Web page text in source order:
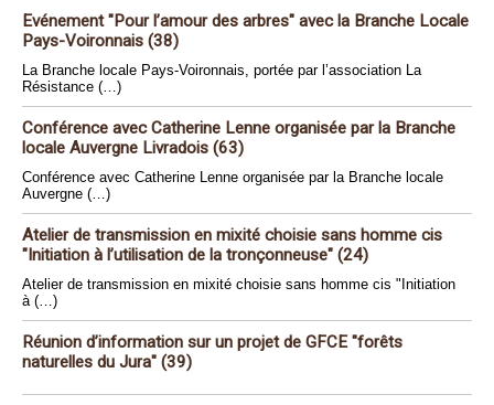
Evénement "Pour l’amour des arbres" avec la Branche Locale
Pays-Voironnais (38)
La Branche locale Pays-Voironnais, portée par l’association La
Résistance (…)
Conférence avec Catherine Lenne organisée par la Branche
locale Auvergne Livradois (63)
Conférence avec Catherine Lenne organisée par la Branche locale
Auvergne (…)
Atelier de transmission en mixité choisie sans homme cis
"Initiation à l’utilisation de la tronçonneuse" (24)
Atelier de transmission en mixité choisie sans homme cis "Initiation
à (…)
Réunion d’information sur un projet de GFCE "forêts
naturelles du Jura" (39)